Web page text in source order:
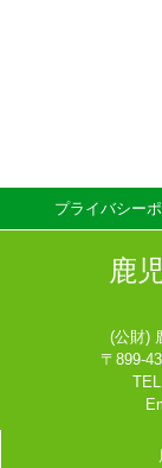
プライバシー
鹿
(公財)
〒899-